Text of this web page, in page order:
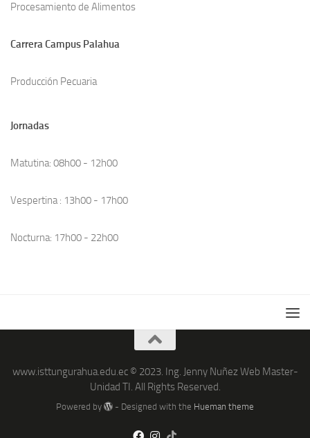
Procesamiento de Alimentos
Carrera Campus Palahua
Producción Pecuaria
Jornadas
Matutina: 08h00 - 12h00
Vespertina : 13h00 - 17h00
Nocturna: 17h00 - 22h00
www.isttungurahua.edu.ec © 2023. Ing. Jenny Nuñez Web Master-
Unidad TI. All Rights Reserved.
Powered by - Designed with the Hueman theme